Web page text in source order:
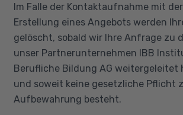
Im Falle der Kontaktaufnahme mit
Erstellung eines Angebots werden
gelöscht, sobald wir Ihre Anfrage zu
unser Partnerunternehmen IBB
Berufliche Bildung AG weitergeleitet
und soweit keine gesetzliche Pflicht
Aufbewahrung besteht.